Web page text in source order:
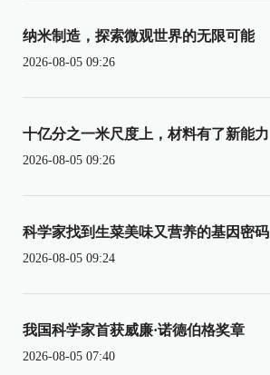
纳米制造，探索微观世界的无限可能
2026-08-05 09:26
十亿分之一米尺度上，材料有了新能力
2026-08-05 09:26
科学家找到生菜美味又营养的基因密码
2026-08-05 09:24
我国科学家首获威廉·诺德伯格奖章
2026-08-05 07:40